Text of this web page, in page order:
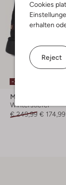
Cookies
erhalten
Reject
-30%
Mou
Winterstiefel
€ 249,99 € 174,99